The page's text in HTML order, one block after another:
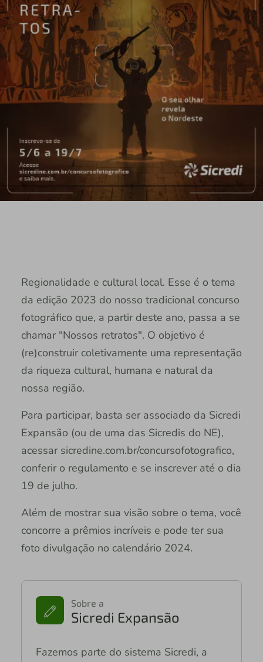
Regionalidade e cultural local. Esse é o tema
da edição 2023 do nosso tradicional concurso
fotográfico que, a partir deste ano, passa a se
chamar "Nossos retratos". O objetivo é
(re)construir coletivamente uma representação
da riqueza cultural, humana e natural da
nossa região.
Para participar, basta ser associado da Sicredi
Expansão (ou de uma das Sicredis do NE),
acessar sicredine.com.br/concursofotografico,
conferir o regulamento e se inscrever até o dia
19 de julho.
Além de mostrar sua visão sobre o tema, você
concorre a prêmios incríveis e pode ter sua
foto divulgação no calendário 2024.
Sobre a
Sicredi Expansão
Fazemos parte do sistema Sicredi, a